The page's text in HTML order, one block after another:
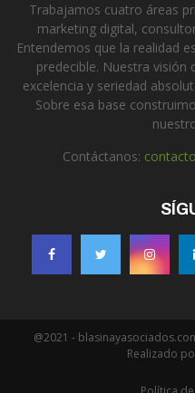
Trabajamos cuatro áreas
marketing digital,
Entendemos que la realidad
predecible. Nuestra visión
excelencia y seriedad
Sobre esa base
Contáctanos:
@2021 -
Realizado